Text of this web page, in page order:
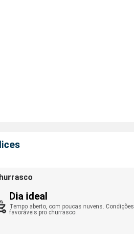
Dia ideal
Tempo aberto, com poucas nuvens. Condições
favoráveis pro churrasco.